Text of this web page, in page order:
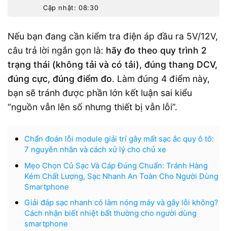
Cập nhật: 08:30
Nếu bạn đang cần kiểm tra điện áp đầu ra 5V/12V,
câu trả lời ngắn gọn là: hãy đo theo quy trình 2
trạng thái (không tải và có tải), đúng thang DCV,
đúng cực, đúng điểm đo. Làm đúng 4 điểm này,
bạn sẽ tránh được phần lớn kết luận sai kiểu
“nguồn vẫn lên số nhưng thiết bị vẫn lỗi”.
Chẩn đoán lỗi module giải trí gây mất sạc ắc quy ô tô:
7 nguyên nhân và cách xử lý cho chủ xe
Mẹo Chọn Củ Sạc Và Cáp Đúng Chuẩn: Tránh Hàng
Kém Chất Lượng, Sạc Nhanh An Toàn Cho Người Dùng
Smartphone
Giải đáp sạc nhanh có làm nóng máy và gây lỗi không?
Cách nhận biết nhiệt bất thường cho người dùng
smartphone